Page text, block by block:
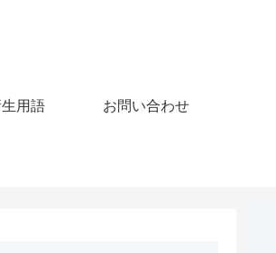
用語 お問い合わせ